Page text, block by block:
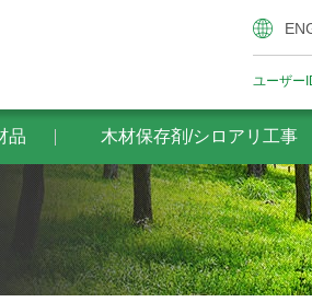
ユーザー
品 木材保存剤/シロアリ工事
ザイエンスの木